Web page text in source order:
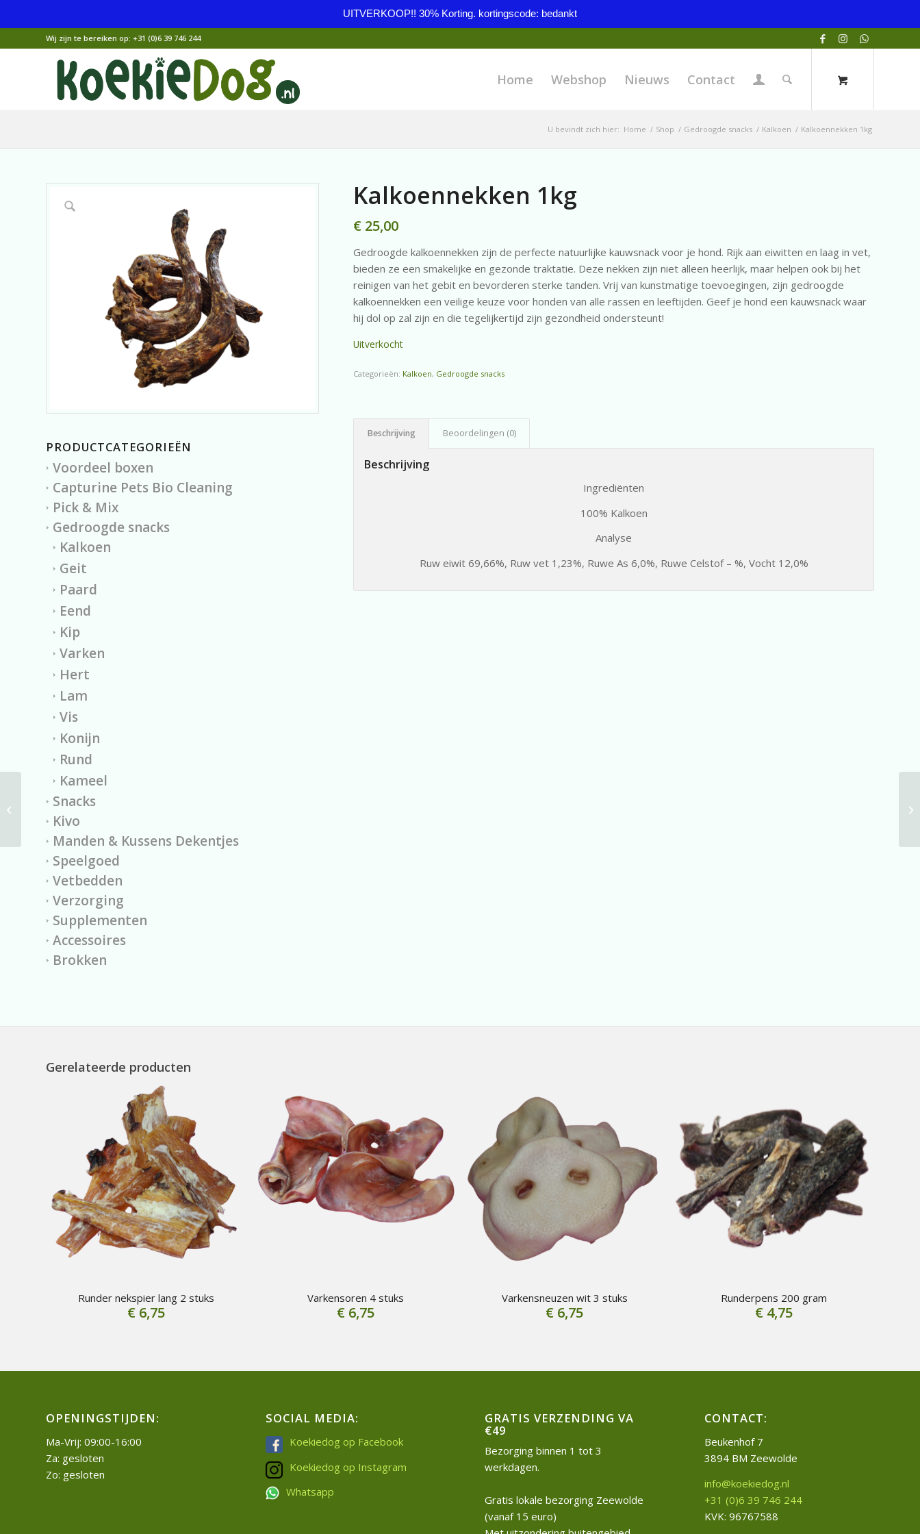
UITVERKOOP!! 30% Korting. kortingscode: bedankt
Wij zijn te bereiken op: +31 (0)6 39 746 244
Home Webshop Nieuws Contact
U bevindt zich hier: Home / Shop / Gedroogde snacks / Kalkoen / Kalkoennekken 1kg
PRODUCTCATEGORIEËN
Voordeel boxen
Capturine Pets Bio Cleaning
Pick & Mix
Gedroogde snacks
Kalkoen
Geit
Paard
Eend
Kip
Varken
Hert
Lam
Vis
Konijn
Rund
Kameel
Snacks
Kivo
Manden & Kussens Dekentjes
Speelgoed
Vetbedden
Verzorging
Supplementen
Accessoires
Brokken
Kalkoennekken 1kg
€ 25,00
Gedroogde kalkoennekken zijn de perfecte natuurlijke kauwsnack voor je hond. Rijk aan eiwitten en laag in vet,
bieden ze een smakelijke en gezonde traktatie. Deze nekken zijn niet alleen heerlijk, maar helpen ook bij het
reinigen van het gebit en bevorderen sterke tanden. Vrij van kunstmatige toevoegingen, zijn gedroogde
kalkoennekken een veilige keuze voor honden van alle rassen en leeftijden. Geef je hond een kauwsnack waar
hij dol op zal zijn en die tegelijkertijd zijn gezondheid ondersteunt!
Uitverkocht
Categorieën: Kalkoen, Gedroogde snacks
Beschrijving Beoordelingen (0)
Beschrijving
Ingrediënten
100% Kalkoen
Analyse
Ruw eiwit 69,66%, Ruw vet 1,23%, Ruwe As 6,0%, Ruwe Celstof – %, Vocht 12,0%
Gerelateerde producten
Runder nekspier lang 2 stuks
€ 6,75
Varkensoren 4 stuks
€6,75
Varkensneuzen wit 3 stuks
€ 6,75
Runderpens 200 gram
€4,75
OPENINGSTIJDEN:
Ma-Vrij: 09:00-16:00
Za: gesloten
Zo: gesloten
SOCIAL MEDIA:
Koekiedog op Facebook
Koekiedog op Instagram
Whatsapp
GRATIS VERZENDING VA
€49
Bezorging binnen 1 tot 3
werkdagen.
Gratis lokale bezorging Zeewolde
(vanaf 15 euro)
CONTACT:
Beukenhof 7
3894 BM Zeewolde
info@koekiedog.nl
+31 (0)6 39 746 244
KVK: 96767588
Voordeelbox rund